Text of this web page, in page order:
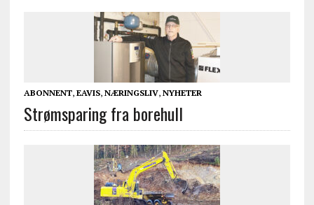
ABONNENT, EAVIS, NÆRINGSLIV, NYHETER
Strømsparing fra borehull